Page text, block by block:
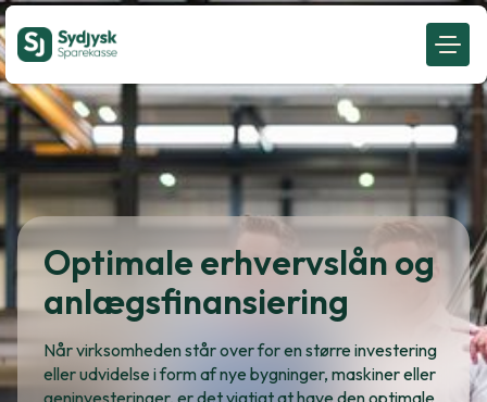
Optimale erhvervslån og
anlægsfinansiering
Når virksomheden står over for en større investering
eller udvidelse i form af nye bygninger, maskiner eller
geninvesteringer, er det vigtigt at have den optimale